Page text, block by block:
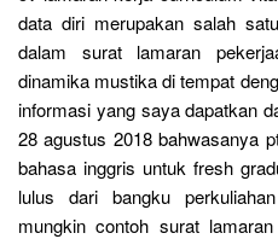
data diri merupakan salah
dalam surat lamaran
dinamika mustika di tempat
informasi yang saya dapatkan
28 agustus 2018 bahwasanya
bahasa inggris untuk fresh
lulus dari bangku
mungkin contoh surat